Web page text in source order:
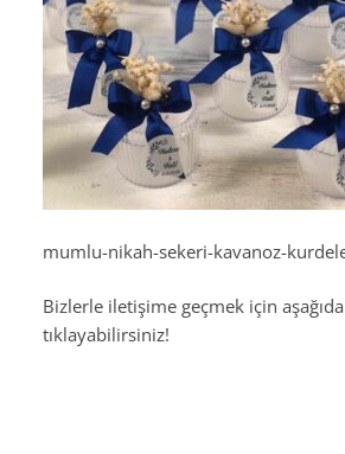
mumlu-nikah-sekeri-kavanoz-
Bizlerle iletişime geçmek için
tıklayabilirsiniz!